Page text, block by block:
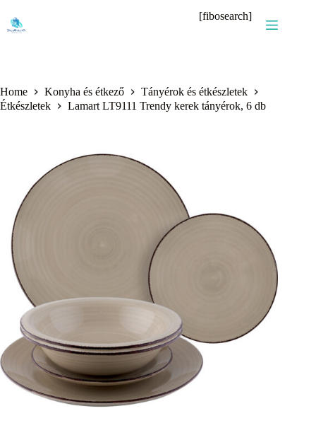
content
[fibosearch]
Home Konyha és étkező
Tányérok és étkészletek
Étkészletek
Lamart LT9111 Trendy kerek tányérok, 6 db